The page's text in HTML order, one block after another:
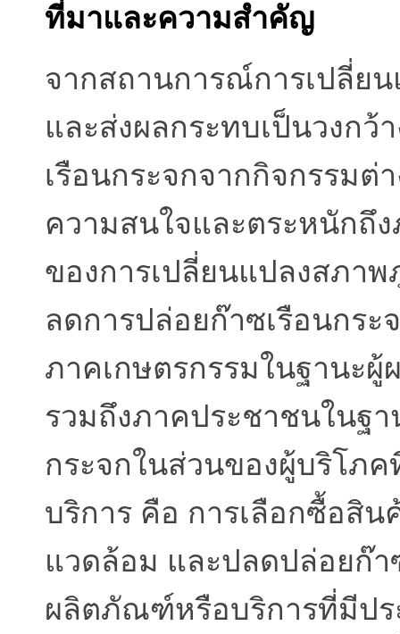
ที่มาและความสำคัญ
จากสถานการณ์การเปลี่ย
และส่งผลกระทบเป็นวงก
เรือนกระจกจากกิจกรรม
ความสนใจและตระหนักถึ
ของการเปลี่ยนแปลงสภา
ลดการปล่อยก๊าซเรือนกร
ภาคเกษตรกรรมในฐานะ
รวมถึงภาคประชาชนในฐ
กระจกในส่วนของผู้บริโภ
บริการ คือ การเลือกซื้อสิน
แวดล้อม และปลดปล่อยก๊า
ผลิตภัณฑ์หรือบริการที่มีปร